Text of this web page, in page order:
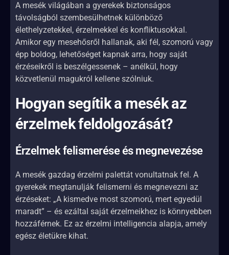
A mesék világában a gyerekek biztonságos
távolságból szembesülhetnek különböző
élethelyzetekkel, érzelmekkel és konfliktusokkal.
Amikor egy mesehősről hallanak, aki fél, szomorú vagy
épp boldog, lehetőséget kapnak arra, hogy saját
érzéseikről is beszélgessenek – anélkül, hogy
közvetlenül magukról kellene szólniuk.
Hogyan segítik a mesék az
érzelmek feldolgozását?
Érzelmek felismerése és megnevezése
A mesék gazdag érzelmi palettát vonultatnak fel. A
gyerekek megtanulják felismerni és megnevezni az
érzéseket: „A kismedve most szomorú, mert egyedül
maradt” – és ezáltal saját érzelmeikhez is könnyebben
hozzáférnek. Ez az érzelmi intelligencia alapja, amely
egész életükre kihat.